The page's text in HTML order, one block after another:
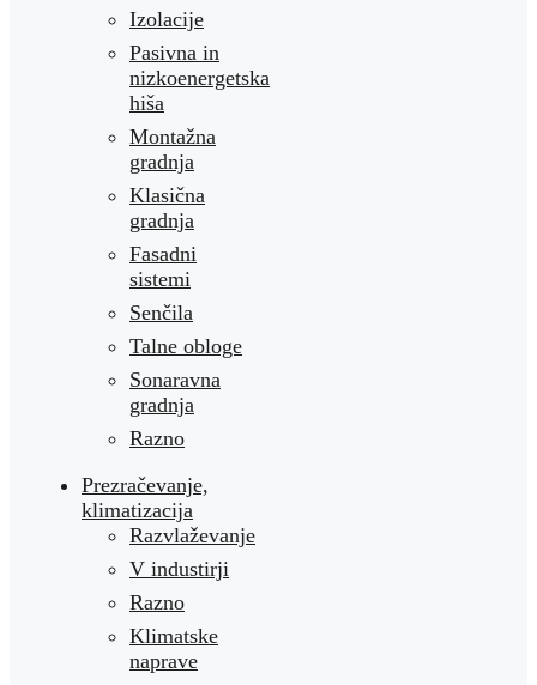
Izolacije
Pasivna in
nizkoenergetska
hiša
Montažna
gradnja
Klasična
gradnja
Fasadni
sistemi
Senčila
Talne obloge
Sonaravna
gradnja
Razno
Prezračevanje,
klimatizacija
Razvlaževanje
V industirji
Razno
Klimatske
naprave